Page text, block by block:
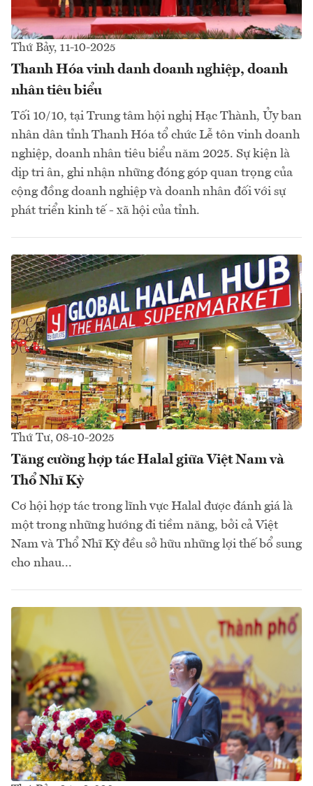
Thứ Bảy, 11-10-2025
Thanh Hóa vinh danh doanh nghiệp, doanh
nhân tiêu biểu
Tối 10/10, tại Trung tâm hội nghị Hạc Thành, Ủy ban
nhân dân tỉnh Thanh Hóa tổ chức Lễ tôn vinh doanh
nghiệp, doanh nhân tiêu biểu năm 2025. Sự kiện là
dịp tri ân, ghi nhận những đóng góp quan trọng của
cộng đồng doanh nghiệp và doanh nhân đối với sự
phát triển kinh tế - xã hội của tỉnh.
Thứ Tư, 08-10-2025
Tăng cường hợp tác Halal giữa Việt Nam và
Thổ Nhĩ Kỳ
Cơ hội hợp tác trong lĩnh vực Halal được đánh giá là
một trong những hướng đi tiềm năng, bởi cả Việt
Nam và Thổ Nhĩ Kỳ đều sở hữu những lợi thế bổ sung
cho nhau...